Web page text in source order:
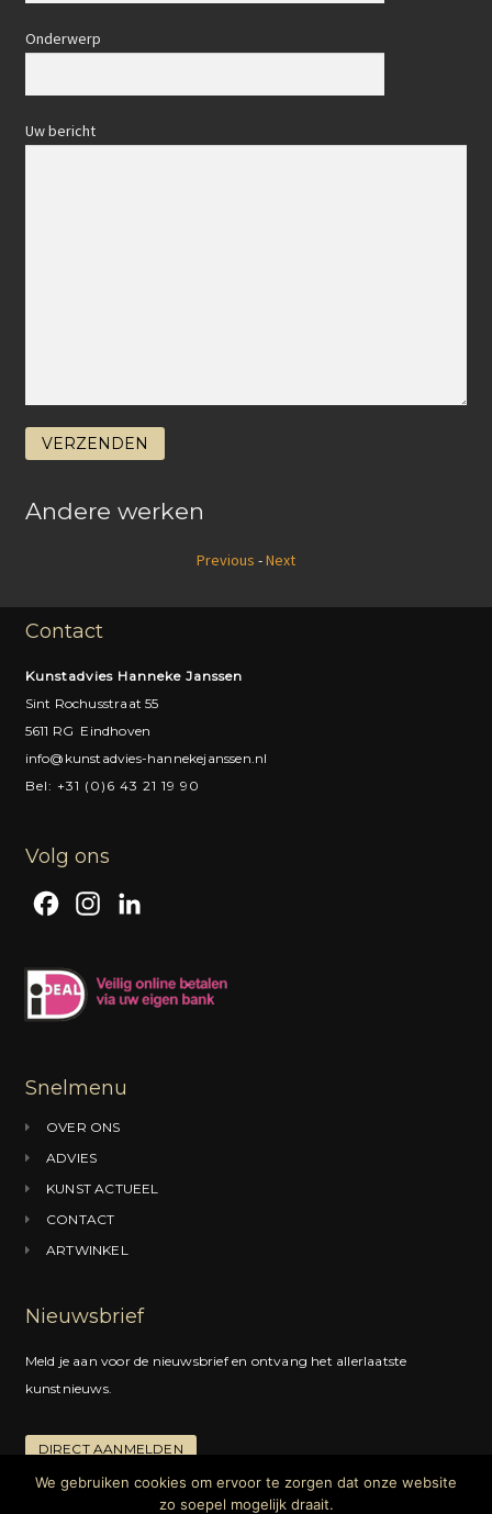
Onderwerp
Uw bericht
Andere werken
Previous -Next
Contact
Kunstadvies Hanneke Janssen
Sint Rochusstraat 55
5611 RG Eindhoven
info@kunstadvies-hannekejanssen.nl
Bel: +31 (0)6 43 21 19 90
Volg ons
c
e
o
k
t
r
a
k
Snelmenu
OVER ONS
ADVIES
KUNST ACTUEEL
CONTACT
ARTWINKEL
Nieuwsbrief
Meld je aan voor de nieuwsbrief en ontvang het allerlaatste
kunstnieuws.
DIRECT AANMELDEN
We gebruiken cookies om ervoor te zorgen dat onze website
zo soepel mogelijk draait.